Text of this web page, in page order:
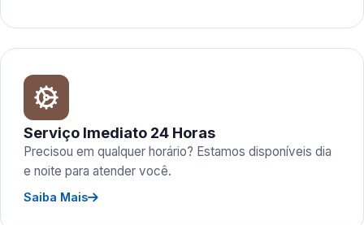
Serviço Imediato 24 Horas
Precisou em qualquer horário? Estamos disponíveis dia
e noite para atender você.
Saiba Mais